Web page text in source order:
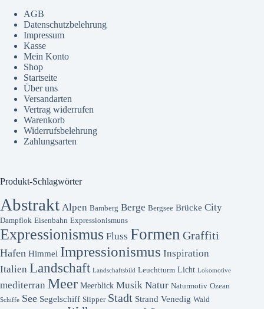
AGB
Datenschutzbelehrung
Impressum
Kasse
Mein Konto
Shop
Startseite
Über uns
Versandarten
Vertrag widerrufen
Warenkorb
Widerrufsbelehrung
Zahlungsarten
Produkt-Schlagwörter
Abstrakt Alpen Bamberg Berge Bergsee Brücke City
Dampflok Eisenbahn Expressionismuns
Expressionismus Fluss Formen Graffiti
Hafen Himmel Impressionismus Inspiration
Italien Landschaft Landschaftsbild Leuchtturm Licht Lokomotive
mediterran Meer Meerblick Musik Natur Naturmotiv Ozean
Schiffe See Segelschiff Slipper Stadt Strand Venedig Wald